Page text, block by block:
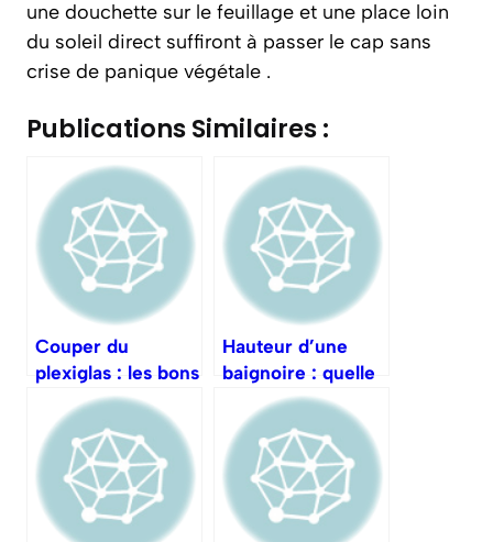
une douchette sur le feuillage et une place loin
du soleil direct suffiront à passer le cap sans
crise de panique végétale .
Publications Similaires :
Couper du
plexiglas : les bons
outils et gestes
Hauteur d’une
baignoire : quelle
est la norme
idéale ?